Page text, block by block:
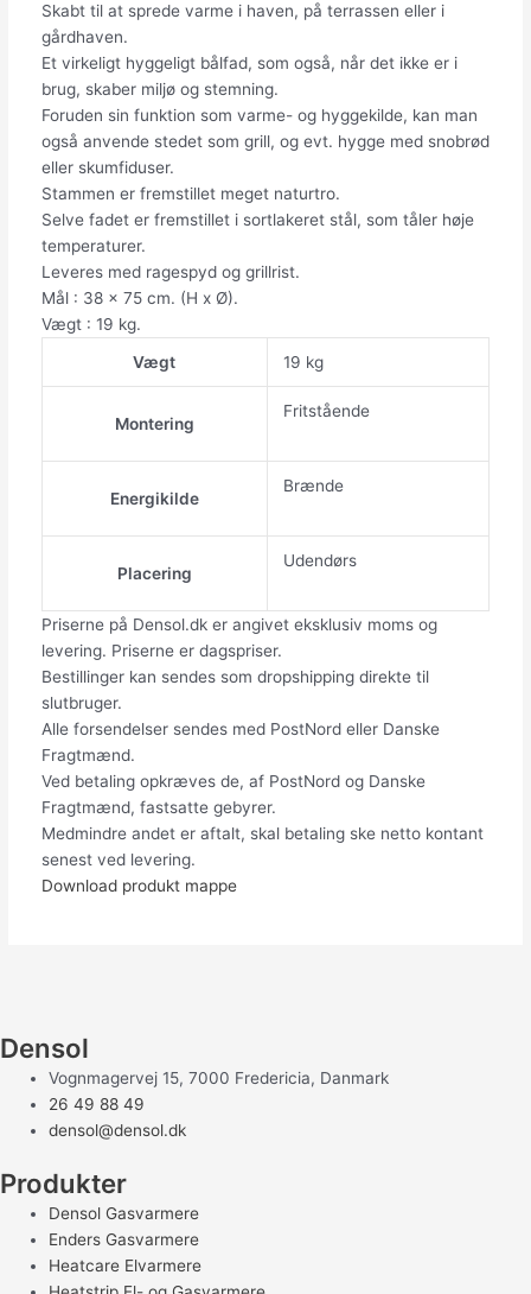
Skabt til at sprede varme i haven, på terrassen eller i
gårdhaven.
Et virkeligt hyggeligt bålfad, som også, når det ikke er i
brug, skaber miljø og stemning.
Foruden sin funktion som varme- og hyggekilde, kan man
også anvende stedet som grill, og evt. hygge med snobrød
eller skumfiduser.
Stammen er fremstillet meget naturtro.
Selve fadet er fremstillet i sortlakeret stål, som tåler høje
temperaturer.
Leveres med ragespyd og grillrist.
Mål : 38 x 75 cm. (H x Ø).
Vægt : 19 kg.
Vægt
19 kg
Montering
Fritstående
Energikilde
Brænde
Placering
Udendørs
Priserne på Densol.dk er angivet eksklusiv moms og
levering. Priserne er dagspriser.
Bestillinger kan sendes som dropshipping direkte til
slutbruger.
Alle forsendelser sendes med PostNord eller Danske
Fragtmænd.
Ved betaling opkræves de, af PostNord og Danske
Fragtmænd, fastsatte gebyrer.
Medmindre andet er aftalt, skal betaling ske netto kontant
senest ved levering.
Download produkt mappe
Densol
Vognmagervej 15, 7000 Fredericia, Danmark
26 49 88 49
densol@densol.dk
Produkter
Densol Gasvarmere
Enders Gasvarmere
Heatcare Elvarmere